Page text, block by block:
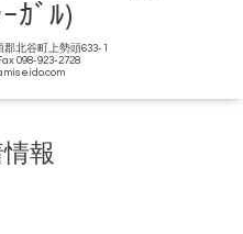
ｶﾞﾙ)
北谷町上勢頭633-1
098-923-2728
報